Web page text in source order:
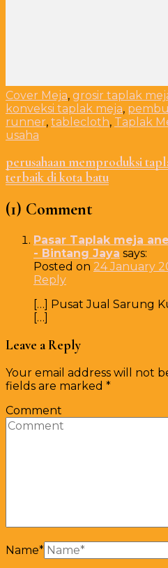
Cover Meja, grosir taplak
konveksi taplak meja,
runner, tablecloth, Taplak
usaha
perusahaan memproduksi
terbaik di kota batu
(1) Comment
Pasar Taplak meja
- Bintang Jaya says:
Posted on 24 January
Reply
[…] Pusat Jual Sarung
[…]
Leave a Reply
Your email address will not
fields are marked *
Comment
Name*